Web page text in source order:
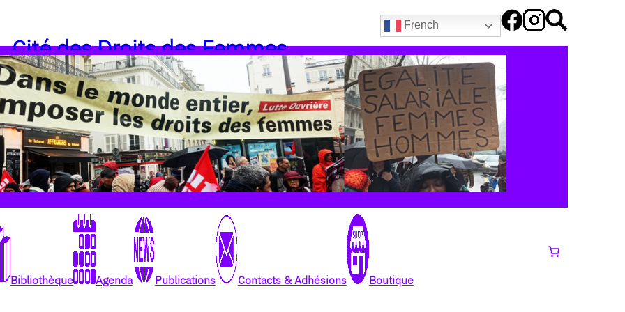
French
Cité des Droits des Femmes
Bibliothèque Agenda Publications Contacts & Adhésions Boutique